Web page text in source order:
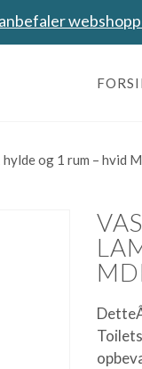
hylde og 1 rum – hvid